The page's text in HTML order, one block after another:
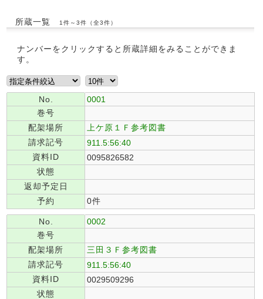
所蔵一覧 1件～3件（全3件）
ナンバーをクリックすると所蔵詳細をみることができま
す。
No.
0001
巻号
配架場所
上ケ原１Ｆ参考図書
請求記号
911.5:56:40
資料ID
0095826582
状態
返却予定日
予約
0件
No.
0002
巻号
配架場所
三田３Ｆ参考図書
請求記号
911.5:56:40
資料ID
0029509296
状態